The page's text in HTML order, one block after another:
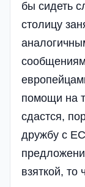
бы сидеть
столицу
помощи на
сдастся,
дружбу с
взяткой,